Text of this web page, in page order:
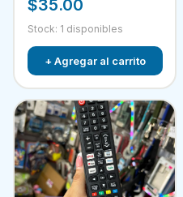
$35.00
Stock: 1 disponibles
+ Agregar al carrito